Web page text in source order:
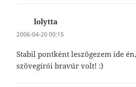
lolytta
2006-04-20 00:15
Stabil pontként leszögezem ide
szövegírói bravúr volt! :)